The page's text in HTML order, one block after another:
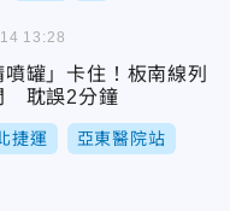
噴罐」卡住！板南線列
耽誤2分鐘
捷運 亞東醫院站
13:28